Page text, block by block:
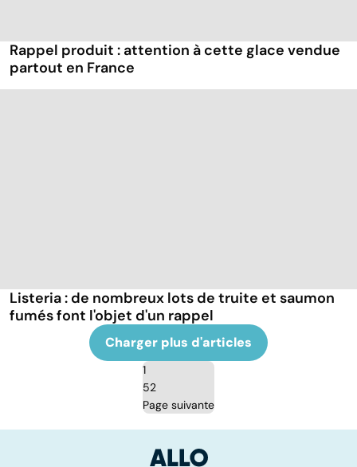
Rappel produit : attention à cette glace vendue
partout en France
Listeria : de nombreux lots de truite et saumon
fumés font l'objet d'un rappel
Charger plus d'articles
1
52
Page suivante